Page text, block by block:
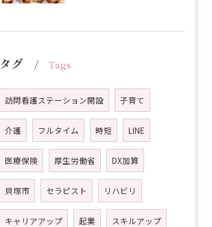
タグ Tags
訪問看護ステーション開設 子育て
介護 フルタイム 時短 LINE
医療保険 厚生労働省 DX加算
貝塚市 セラピスト リハビリ
キャリアアップ 起業 スキルアップ